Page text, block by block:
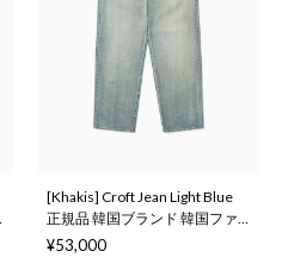
[Khakis] Croft Jean Light Blue
正規品 韓国ブランド 韓国ファ
ッション 韓国代行 カーキス 日
¥53,000